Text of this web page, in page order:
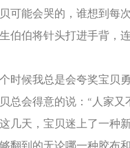
可能会哭的，谁想到每
伯伯将针头打进手背，
候我总是会夸奖宝贝
总会得意的说：“人家又
天，宝贝迷上了一种新
翻到的无论哪一种胶布